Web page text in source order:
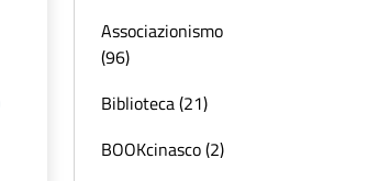
Associazionismo
(96)
Biblioteca (21)
BOOKcinasco (2)